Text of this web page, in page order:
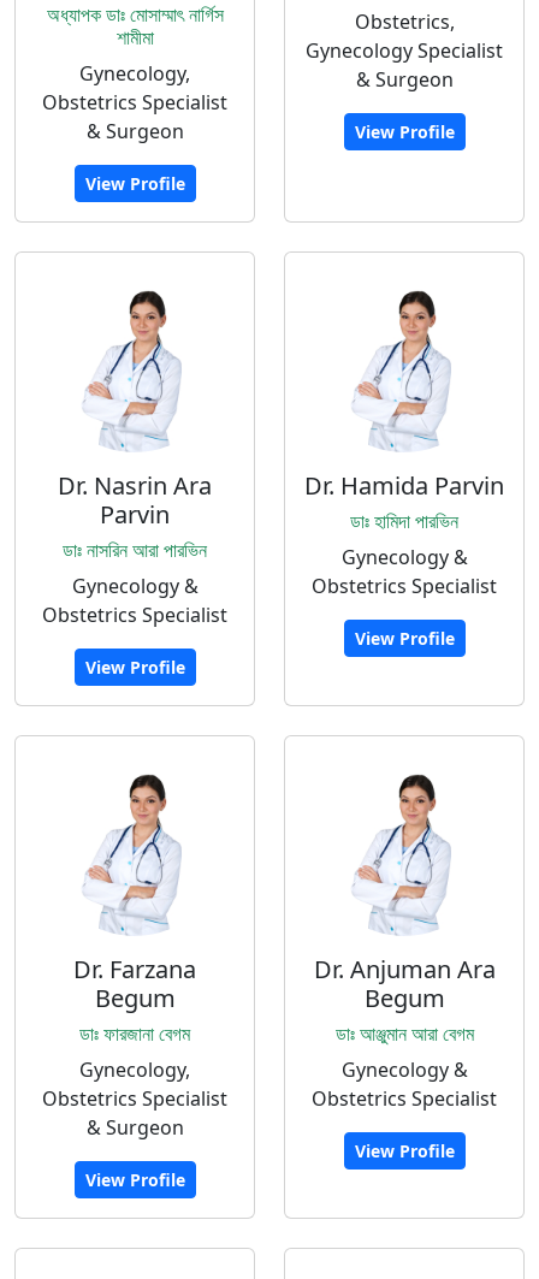
অধ্যাপক ডাঃ মোসাম্মাৎ নার্গিস
শামীমা
Gynecology,
Obstetrics Specialist
& Surgeon
View Profile
Obstetrics,
Gynecology Specialist
& Surgeon
View Profile
Dr. Nasrin Ara
Parvin
ডাঃ নাসরিন আরা পারভিন
Gynecology &
Obstetrics Specialist
View Profile
Dr. Hamida Parvin
ডাঃ হামিদা পারভিন
Gynecology &
Obstetrics Specialist
View Profile
Dr. Farzana
Begum
ডাঃ ফারজানা বেগম
Gynecology,
Obstetrics Specialist
& Surgeon
View Profile
Dr. Anjuman Ara
Begum
ডাঃ আঞ্জুমান আরা বেগম
Gynecology &
Obstetrics Specialist
View Profile